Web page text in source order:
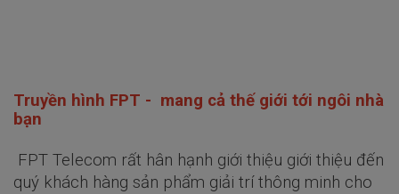
Truyền hình FPT - mang cả thế giới tới ngôi nhà
bạn
FPT Telecom rất hân hạnh giới thiệu giới thiệu đến
quý khách hàng sản phẩm giải trí thông minh cho